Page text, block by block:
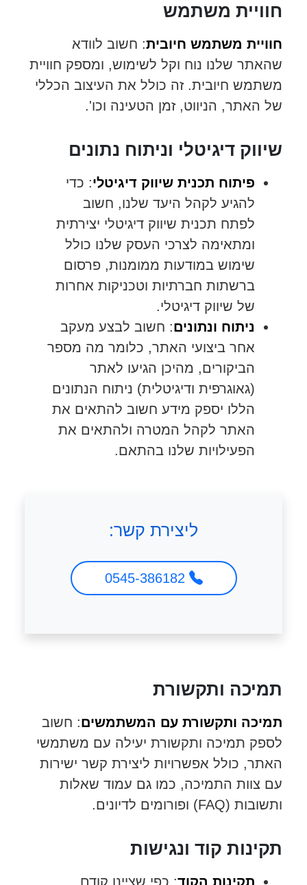
חוויית משתמש
חוויית משתמש חיובית: חשוב לוודא
שהאתר שלנו נוח וקל לשימוש, ומספק חוויית
משתמש חיובית. זה כולל את העיצוב הכללי
של האתר, הניווט, זמן הטעינה וכו'.
שיווק דיגיטלי וניתוח נתונים
פיתוח תכנית שיווק דיגיטלי: כדי
להגיע לקהל היעד שלנו, חשוב
לפתח תכנית שיווק דיגיטלי יצירתית
ומתאימה לצרכי העסק שלנו כולל
שימוש במודעות ממומנות, פרסום
ברשתות חברתיות וטכניקות אחרות
של שיווק דיגיטלי.
ניתוח ונתונים: חשוב לבצע מעקב
אחר ביצועי האתר, כלומר מה מספר
הביקורים, מהיכן הגיעו לאתר
(גאוגרפית ודיגיטלית) ניתוח הנתונים
הללו יספק מידע חשוב להתאים את
האתר לקהל המטרה ולהתאים את
הפעילויות שלנו בהתאם.
ליצירת קשר:
תמיכה ותקשורת
תמיכה ותקשורת עם המשתמשים: חשוב
לספק תמיכה ותקשורת יעילה עם משתמשי
האתר, כולל אפשרויות ליצירת קשר ישירות
עם צוות התמיכה, כמו גם עמוד שאלות
ותשובות (FAQ) ופורומים לדיונים.
תקינות קוד ונגישות
תקינות הקוד: כפי שציינו קודם,